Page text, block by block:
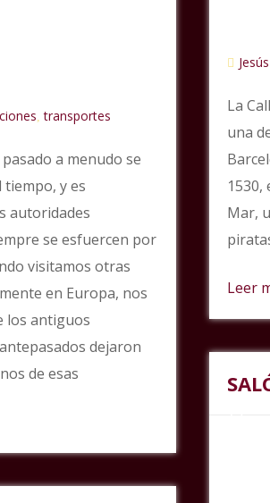
,transportes
a menudo se
tiempo, y es
autoridades
se esfuercen por
visitamos otras
en Europa, nos
los antiguos
dejaron
de esas
La
una
Mar,
Leer